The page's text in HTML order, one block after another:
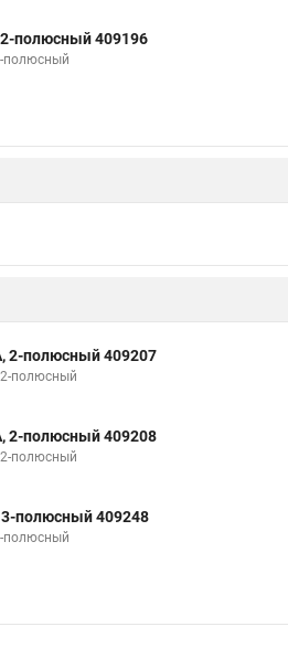
2-полюсный 409196
полюсный
2-полюсный 409207
2-полюсный
2-полюсный 409208
2-полюсный
3-полюсный 409248
полюсный